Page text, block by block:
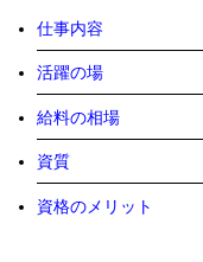
仕事内容
活躍の場
給料の相場
資質
資格のメリット